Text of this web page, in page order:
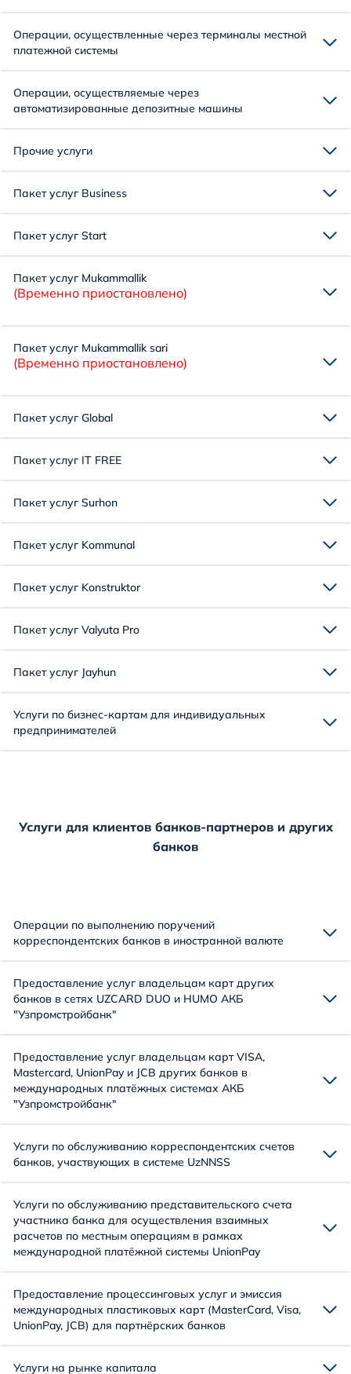
Операции, осуществленные через терминалы местной
платежной системы
Операции, осуществляемые через
автоматизированные депозитные машины
Прочие услуги
Пакет услуг Business
Пакет услуг Start
Пакет услуг Mukammallik
(Временно приостановлено)
Пакет услуг Mukammallik sari
(Временно приостановлено)
Пакет услуг Global
Пакет услуг IT FREE
Пакет услуг Surhon
Пакет услуг Kommunal
Пакет услуг Konstruktor
Пакет услуг Valyuta Pro
Пакет услуг Jayhun
Услуги по бизнес-картам для индивидуальных
предпринимателей
Услуги для клиентов банков-партнеров и других
банков
Операции по выполнению поручений
корреспондентских банков в иностранной валюте
Предоставление услуг владельцам карт других
банков в сетях UZCARD DUO и HUMO АКБ
"Узпромстройбанк"
Предоставление услуг владельцам карт VISA,
Mastercard, UnionPay и JCB других банков в
международных платёжных системах АКБ
"Узпромстройбанк"
Услуги по обслуживанию корреспондентских счетов
банков, участвующих в системе UzNNSS
Услуги по обслуживанию представительского счета
участника банка для осуществления взаимных
расчетов по местным операциям в рамках
международной платёжной системы UnionPay
Предоставление процессинговых услуг и эмиссия
международных пластиковых карт (MasterCard, Visa,
UnionPay, JCB) для партнёрских банков
Услуги на рынке капитала